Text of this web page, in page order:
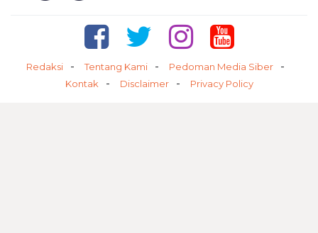
Redaksi Tentang Kami
Pedoman Media Siber
Kontak
Disclaimer Privacy Policy